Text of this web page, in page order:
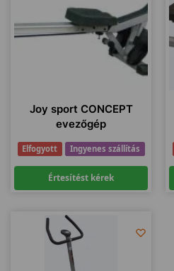
Joy sport CONCEPT
evezőgép
Elfogyott Ingyenes szállítás
Értesítést kérek